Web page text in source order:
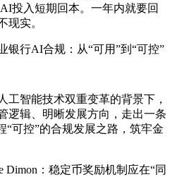
投入短期回本。一年内就要回
现实。
银行AI合规：从“可用”到“可控”
工智能技术双重变革的背景下，
逻辑、明晰发展方向，走出一条
“可控”的合规发展之路，筑牢金
Dimon：稳定币奖励机制应在“同